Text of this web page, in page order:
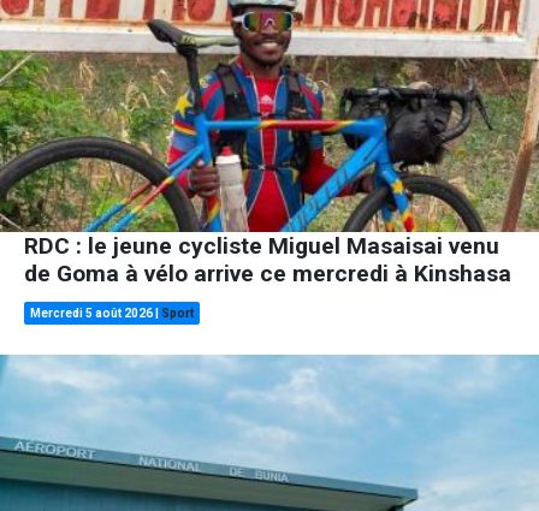
RDC : le jeune cycliste Miguel Masaisai venu
de Goma à vélo arrive ce mercredi à Kinshasa
Mercredi 5 août 2026 Sport